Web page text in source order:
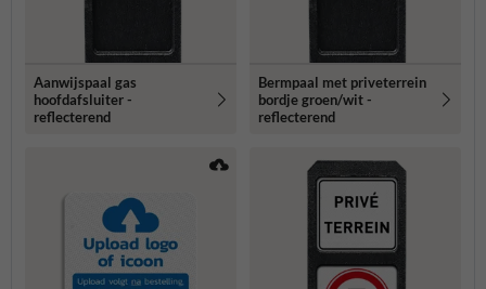
Aanwijspaal gas
hoofdafsluiter -
reflecterend
Bermpaal met priveterrein
bordje groen/wit -
reflecterend